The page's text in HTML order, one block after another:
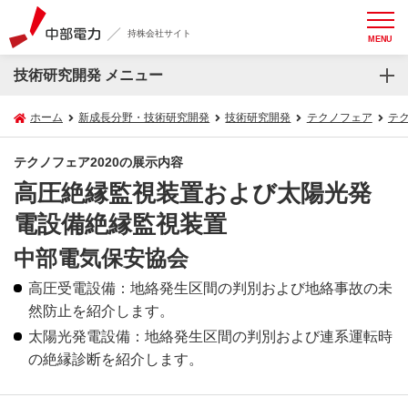
持株会社サイト MENU
技術研究開発 メニュー
ホーム 新成長分野・技術研究開発 技術研究開発 テクノフェア テ
テクノフェア2020の展示内容
高圧絶縁監視装置および太陽光発
電設備絶縁監視装置
中部電気保安協会
高圧受電設備：地絡発生区間の判別および地絡事故の未
然防止を紹介します。
太陽光発電設備：地絡発生区間の判別および連系運転時
の絶縁診断を紹介します。